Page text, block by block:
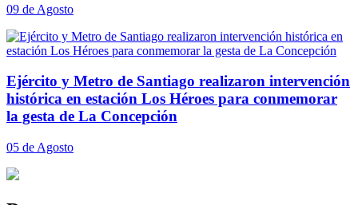
09 de Agosto
Ejército y Metro de Santiago realizaron intervención
histórica en estación Los Héroes para conmemorar
la gesta de La Concepción
05 de Agosto